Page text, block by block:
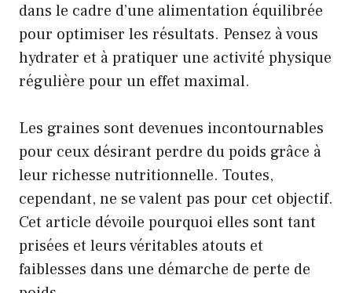
dans le cadre d’une alimentation équilibrée
pour optimiser les résultats. Pensez à vous
hydrater et à pratiquer une activité physique
régulière pour un effet maximal.
Les graines sont devenues incontournables
pour ceux désirant perdre du poids grâce à
leur richesse nutritionnelle. Toutes,
cependant, ne se valent pas pour cet objectif.
Cet article dévoile pourquoi elles sont tant
prisées et leurs véritables atouts et
faiblesses dans une démarche de perte de